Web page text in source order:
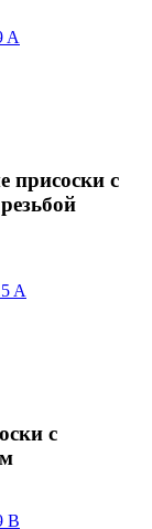
присоски с
с